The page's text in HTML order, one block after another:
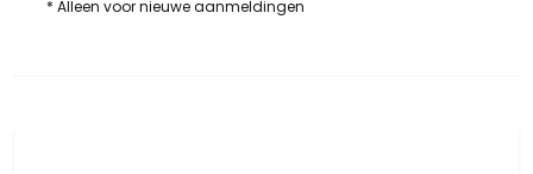
* Alleen voor nieuwe aanmeldingen